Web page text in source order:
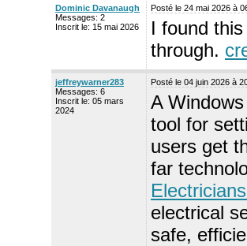
Dominic Davanaugh
Messages: 2
Inscrit le: 15 mai 2026
Posté le 24 mai 2026 à
I found
through.
jeffreywarner283
Messages: 6
Inscrit le: 05 mars
2024
Posté le 04 juin 2026 à
A
tool for
users get
far
electrical
safe,